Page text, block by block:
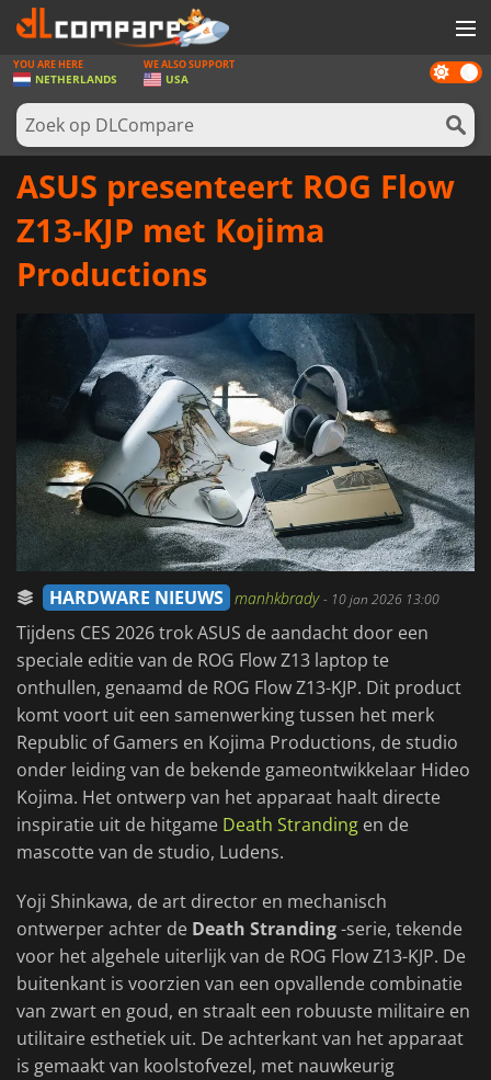
SPELLEN
GAME CARDS
SOFTWARE
Dark
mode
YOU ARE HERE
NETHERLANDS
WE ALSO SUPPORT
USA
ASUS presenteert ROG Flow
Z13-KJP met Kojima
Productions
HARDWARE NIEUWS manhkbrady- 10 jan 2026 13:00
Tijdens CES 2026 trok ASUS de aandacht door een
speciale editie van de ROG Flow Z13 laptop te
onthullen, genaamd de ROG Flow Z13-KJP. Dit product
komt voort uit een samenwerking tussen het merk
Republic of Gamers en Kojima Productions, de studio
onder leiding van de bekende gameontwikkelaar Hideo
Kojima. Het ontwerp van het apparaat haalt directe
inspiratie uit de hitgame Death Stranding en de
mascotte van de studio, Ludens.
Yoji Shinkawa, de art director en mechanisch
ontwerper achter de Death Stranding-serie, tekende
voor het algehele uiterlijk van de ROG Flow Z13-KJP. De
buitenkant is voorzien van een opvallende combinatie
van zwart en goud, en straalt een robuuste militaire en
utilitaire esthetiek uit. De achterkant van het apparaat
is gemaakt van koolstofvezel, met nauwkeurig